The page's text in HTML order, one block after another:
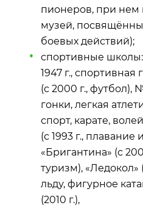
пионеров, при нем
музей,
боевых действий);
спортивные
1947 г.,
(с 2000 г., футбол),
гонки, легкая
спорт, карате,
(с 1993 г.,
«Бригантина» (с
туризм), «Ледокол»
льду, фигурное
(2010 г.),